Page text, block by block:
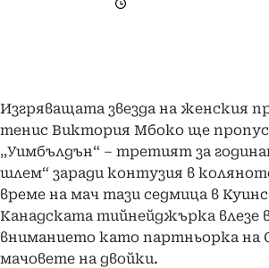
Изгряващата звезда на женския
тенис Виктория Мбоко ще
„Уимбълдън“ – третият за
шлем“ заради контузия в
време на мач тази седмица в
Канадската тийнейджърка влезе
вниманието като партньорка на
мачовете на двойки.